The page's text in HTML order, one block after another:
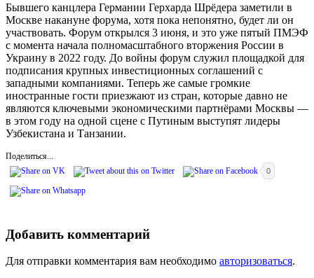
Бывшего канцлера Германии Герхарда Шрёдера заметили в
Москве накануне форума, хотя пока непонятно, будет ли он
участвовать. Форум открылся 3 июня, и это уже пятый ПМЭФ
с момента начала полномасштабного вторжения России в
Украину в 2022 году. До войны форум служил площадкой для
подписания крупных инвестиционных соглашений с
западными компаниями. Теперь же самые громкие
иностранные гости приезжают из стран, которые давно не
являются ключевыми экономическими партнёрами Москвы —
в этом году на одной сцене с Путиным выступят лидеры
Узбекистана и Танзании.
Поделиться...
0
Добавить комментарий
Для отправки комментария вам необходимо авторизоваться.